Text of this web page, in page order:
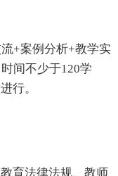
+案例分析+教学实
间不少于120学
行。
育法律法规、教师